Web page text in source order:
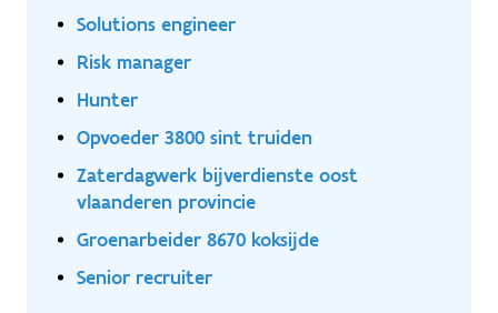
Solutions engineer
Risk manager
Hunter
Opvoeder 3800 sint truiden
Zaterdagwerk bijverdienste oost
vlaanderen provincie
Groenarbeider 8670 koksijde
Senior recruiter